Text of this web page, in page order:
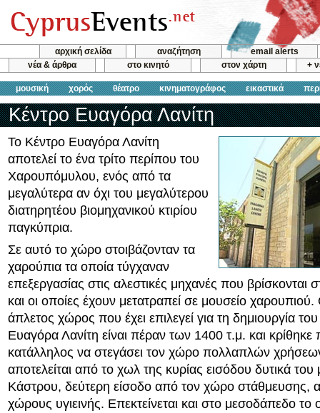
αρχική σελίδα αναζήτηση
email alerts
νέα & άρθρα
στο κινητό στον χάρτη +
μουσική χορός θέατρο κινηματογράφος εικαστικά
Κέντρο Ευαγόρα Λανίτη
Το Κέντρο Ευαγόρα Λανίτη
αποτελεί το ένα τρίτο περίπου του
Χαρουπόμυλου, ενός από τα
μεγαλύτερα αν όχι του μεγαλύτερου
διατηρητέου βιομηχανικού κτιρίου
παγκύπρια.
Σε αυτό το χώρο στοιβάζονταν τα
χαρούπια τα οποία τύγχαναν
επεξεργασίας στις αλεστικές μηχανές που βρίσκονται
και οι οποίες έχουν μετατραπεί σε μουσείο
άπλετος χώρος που έχει επιλεγεί για τη δημιουργία
Ευαγόρα Λανίτη είναι πέραν των 1400 τ.μ. και κρίθηκε
κατάλληλος να στεγάσει τον χώρο πολλαπλών
αποτελείται από το χωλ της κυρίας εισόδου δυτικά του
Κάστρου, δεύτερη είσοδο από τον χώρο στάθμευσης,
χώρους υγιεινής. Επεκτείνεται και στο μεσοδάπεδο το